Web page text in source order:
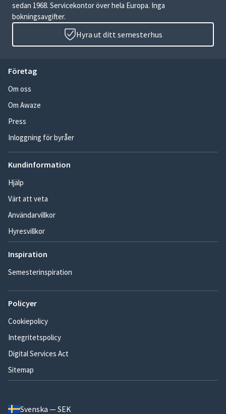
sedan 1968. Servicekontor över hela Europa. Inga
bokningsavgifter.
Hyra ut ditt semesterhus
Företag
Om oss
Om Awaze
Press
Inloggning för byråer
Kundinformation
Hjälp
Värt att veta
Användarvillkor
Hyresvillkor
Inspiration
Semesterinspiration
Policyer
Cookiepolicy
Integritetspolicy
Digital Services Act
Sitemap
Svenska — SEK